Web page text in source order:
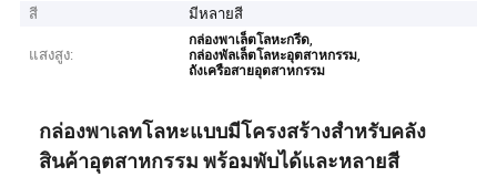
สี
มีหลายสี
แสงสูง:
กล่องพาเล็ตโลหะกรีด,
กล่องพัลเล็ตโลหะอุตสาหกรรม,
ถังเครือสายอุตสาหกรรม
กล่องพาเลทโลหะแบบมีโครงสร้างสำหรับคลัง
สินค้าอุตสาหกรรม พร้อมพับได้และหลายสี